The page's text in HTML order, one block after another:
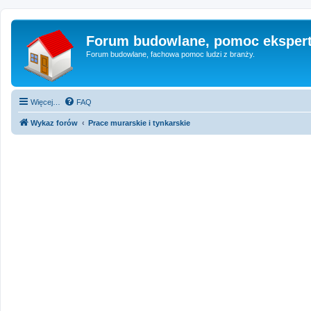
Forum budowlane, pomoc
Forum budowlane, fachowa pomoc ludzi z branży.
Więcej… FAQ
Wykaz forów Prace murarskie i tynkarskie